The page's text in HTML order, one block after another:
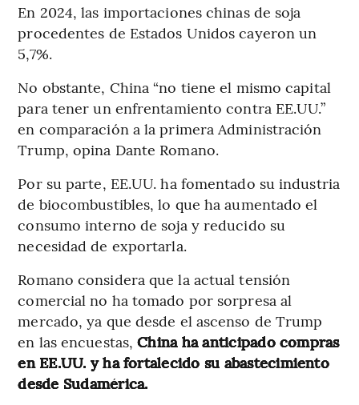
En 2024, las importaciones chinas de soja
procedentes de Estados Unidos cayeron un
5,7%.
No obstante, China “no tiene el mismo capital
para tener un enfrentamiento contra EE.UU.”
en comparación a la primera Administración
Trump, opina Dante Romano.
Por su parte, EE.UU. ha fomentado su industria
de biocombustibles, lo que ha aumentado el
consumo interno de soja y reducido su
necesidad de exportarla.
Romano considera que la actual tensión
comercial no ha tomado por sorpresa al
mercado, ya que desde el ascenso de Trump
en las encuestas,China ha anticipado compras
en EE.UU. y ha fortalecido su abastecimiento
desde Sudamérica.